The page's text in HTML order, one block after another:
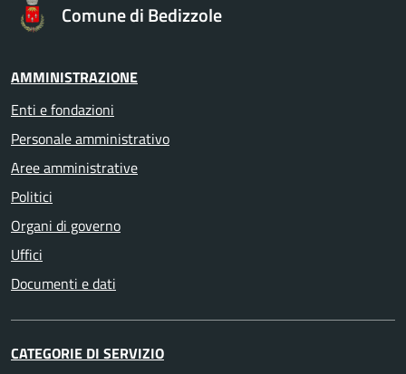
Comune di Bedizzole
AMMINISTRAZIONE
Enti e fondazioni
Personale amministrativo
Aree amministrative
Politici
Organi di governo
Uffici
Documenti e dati
CATEGORIE DI SERVIZIO